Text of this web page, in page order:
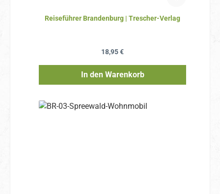
Reiseführer Brandenburg | Trescher-Verlag
Regulärer Preis:
18,95 €
In den Warenkorb